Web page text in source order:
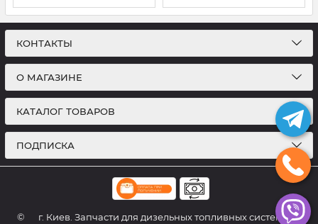
КОНТАКТЫ
О МАГАЗИНЕ
КАТАЛОГ ТОВАРОВ
ПОДПИСКА
© г. Киев. Запчасти для дизельных топливных систем. Все